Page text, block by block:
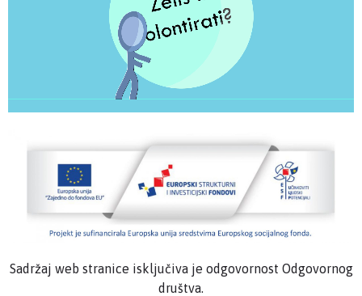
Sadržaj web stranice isključiva je odgovornost Odgovornog
društva.